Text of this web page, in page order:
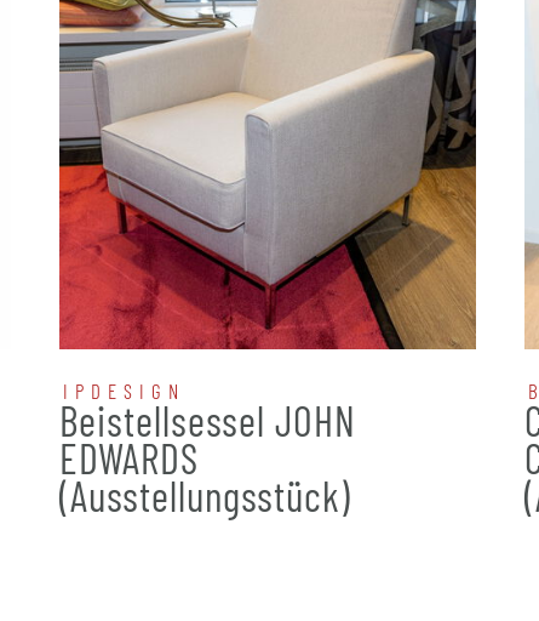
IPDESIGN
Beistellsessel JOHN
EDWARDS
(Ausstellungsstück)